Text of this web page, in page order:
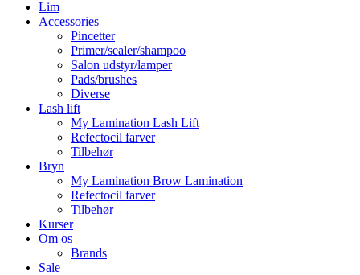
Lim
Accessories
Pincetter
Primer/sealer/shampoo
Salon udstyr/lamper
Pads/brushes
Diverse
Lash lift
My Lamination Lash Lift
Refectocil farver
Tilbehør
Bryn
My Lamination Brow Lamination
Refectocil farver
Tilbehør
Kurser
Om os
Brands
Sale